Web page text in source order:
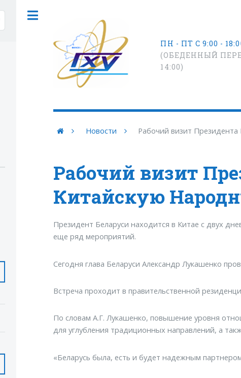
ПН - ПТ С 9:00 -
(ОБЕДЕННЫЙ
14:00)
Новости Рабочий визит
Рабочий визит
Китайскую
Президент Беларуси находится в Китае с двух
еще ряд мероприятий.
Сегодня глава Беларуси Александр Лукашенко
Встреча проходит в правительственной
По словам А.Г. Лукашенко, повышение уровня
для углубления традиционных направлений, а
«Беларусь была, есть и будет надежным